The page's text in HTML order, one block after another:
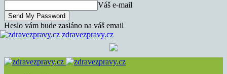
Váš e-mail
Heslo vám bude zasláno na váš email
zdravezpravy.cz